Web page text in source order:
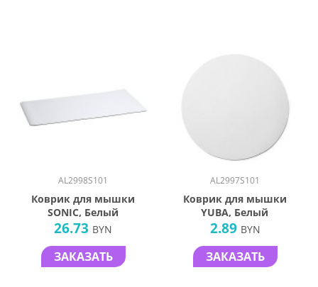
AL2998S101
Коврик для мышки
SONIC, Белый
26.73 BYN
ЗАКАЗАТЬ
AL2997S101
Коврик для мышки
YUBA, Белый
2.89 BYN
ЗАКАЗАТЬ